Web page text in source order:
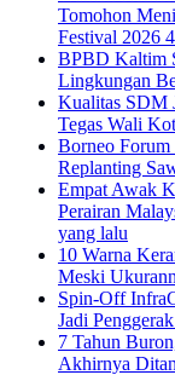
Tomohon
Festival 2026
BPBD Kaltim
Lingkungan
Kualitas SDM
Tegas Wali
Borneo Forum
Replanting
Empat Awak
Perairan
yang lalu
10 Warna
Meski
Spin-Off
Jadi
7 Tahun
Akhirnya